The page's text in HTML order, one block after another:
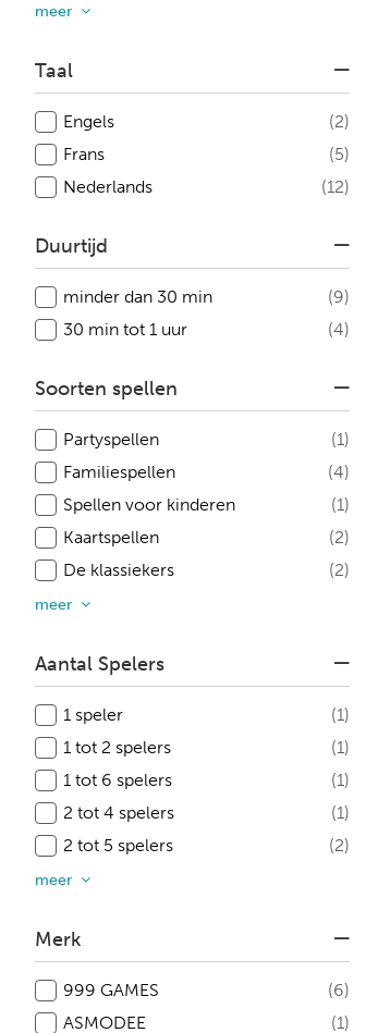
meer
Taal
(2)
Engels
(5)
Frans
(12)
Nederlands
Duurtijd
(9)
minder dan 30 min
(4)
30 min tot 1 uur
Soorten spellen
(1)
Partyspellen
(4)
Familiespellen
(1)
Spellen voor kinderen
(2)
Kaartspellen
(2)
De klassiekers
meer
Aantal Spelers
(1)
1 speler
(1)
1 tot 2 spelers
(1)
1 tot 6 spelers
(1)
2 tot 4 spelers
(2)
2 tot 5 spelers
meer
Merk
(6)
999 GAMES
(1)
ASMODEE